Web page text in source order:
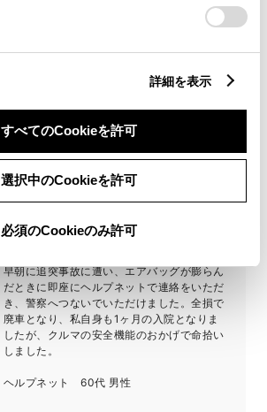
詳細を表示
すべてのCookieを許可
選択中のCookieを許可
必須のCookieのみ許可
都心での運転中、急に近くに行きたいデパー
ナビが設定できたので嬉しかったです。
エージェント 60代・男性
した
早朝に追突事故に遭い、エアバッグが膨らん
だときに即座にヘルプネットで連絡をいただ
き、警察へつないでいただけました。全損で
廃車となり、私自身も1ヶ月の入院となりま
したが、クルマの安全機能のおかげで命拾い
しました。
ヘルプネット 60代 男性